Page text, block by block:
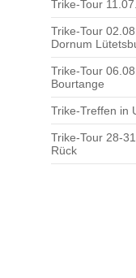
Trike-Tour
Trike-Tour
Dornum
Trike-Tour
Bourtange
Trike-Treffen in
Trike-Tour 28-
Rück